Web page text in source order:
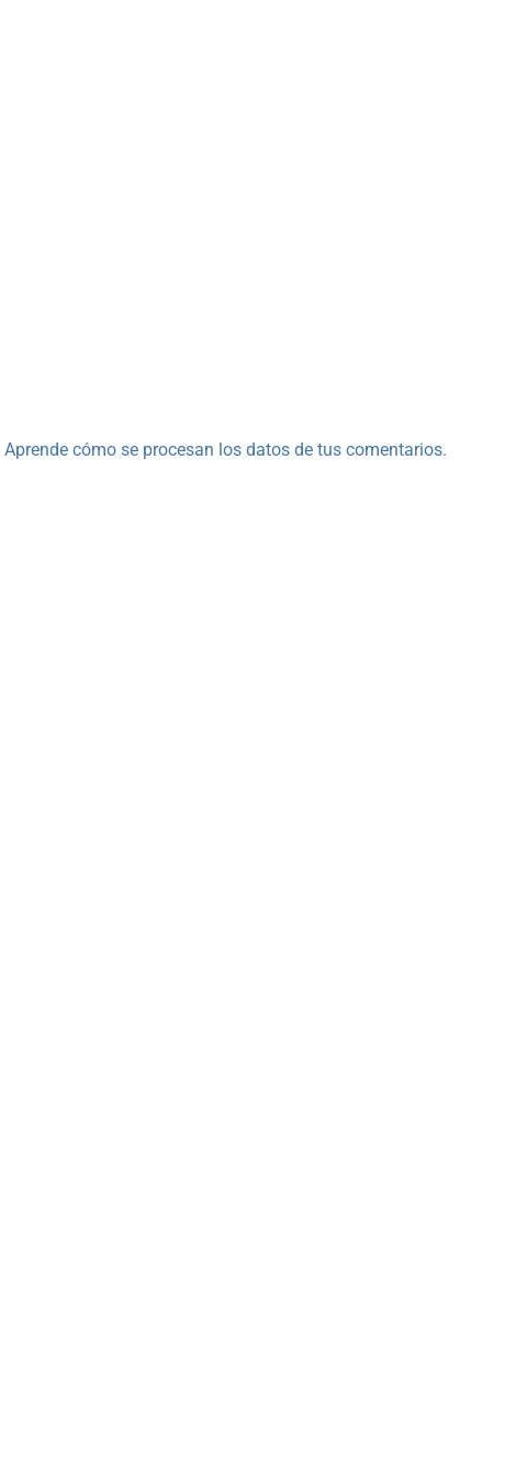
Aprende cómo se procesan los datos de tus comentarios.